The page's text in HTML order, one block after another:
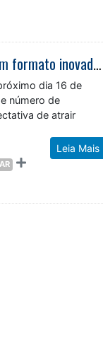
Caraguatatuba recebe segunda edição da Catcher Car Run com formato inovador de corrida de rua
dia 16 de
número de
de atrair
Leia Mais